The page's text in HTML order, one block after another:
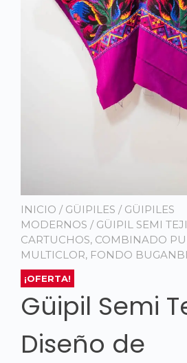
INICIO / GÜIPILES / GÜIPILES
MODERNOS / GÜIPIL SEMI
CARTUCHOS, COMBINADO
MULTICLOR, FONDO
¡OFERTA!
Güipil Semi
Diseño de